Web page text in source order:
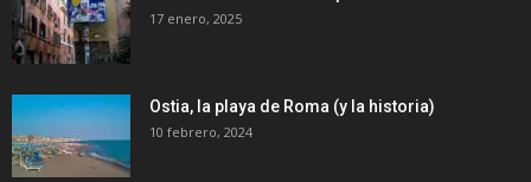
17 enero, 2025
Ostia, la playa de Roma (y la historia)
10 febrero, 2024